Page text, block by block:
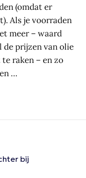
(omdat er
Als je voorraden
meer – waard
de prijzen van olie
raken – en zo
…
bij